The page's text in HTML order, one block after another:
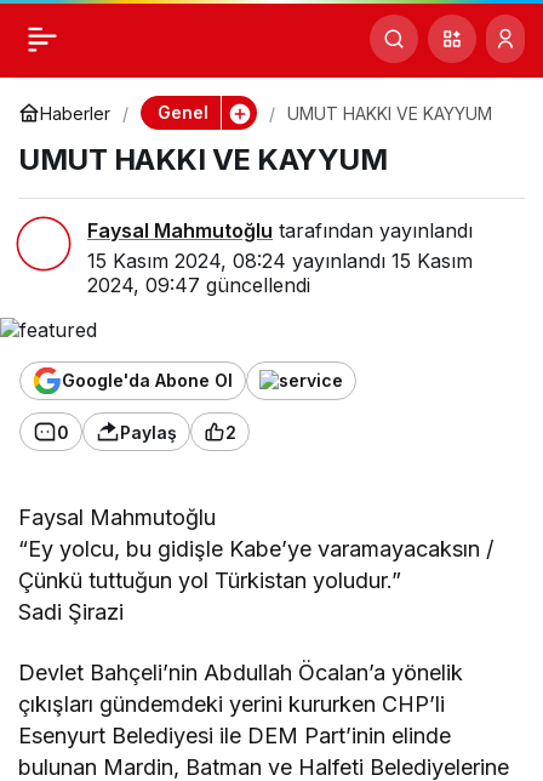
Haberler Genel UMUT HAKKI VE KAYYUM
UMUT HAKKI VE KAYYUM
Faysal Mahmutoğlu tarafından yayınlandı
15 Kasım 2024, 08:24 yayınlandı 15 Kasım
2024, 09:47 güncellendi
Google'da Abone Ol
0 Paylaş 2
Faysal Mahmutoğlu
“Ey yolcu, bu gidişle Kabe’ye varamayacaksın /
Çünkü tuttuğun yol Türkistan yoludur.”
Sadi Şirazi
Devlet Bahçeli’nin Abdullah Öcalan’a yönelik
çıkışları gündemdeki yerini kururken CHP’li
Esenyurt Belediyesi ile DEM Part’inin elinde
bulunan Mardin, Batman ve Halfeti Belediyelerine
UMUT HAKKI VE
KAYYUM
Paylaş